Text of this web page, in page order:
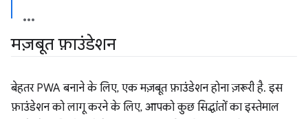
मज़बूत फ़ाउंडेशन
बेहतर PWA बनाने के लिए, एक मज़बूत फ़ाउंडेशन होना ज़रूरी है. इस
फ़ाउंडेशन को लागू करने के लिए, आपको कुछ सिद्धांतों का इस्तेमाल